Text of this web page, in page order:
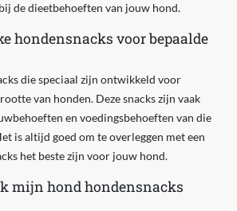
de dieetbehoeften van jouw hond.
hondensnacks voor bepaalde
die speciaal zijn ontwikkeld voor
van honden. Deze snacks zijn vaak
en voedingsbehoeften van die
is altijd goed om te overleggen met een
het beste zijn voor jouw hond.
mijn hond hondensnacks